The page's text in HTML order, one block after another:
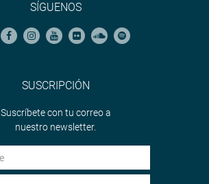
SÍGUENOS
SUSCRIPCIÓN
Suscríbete con tu correo a
nuestro newsletter.